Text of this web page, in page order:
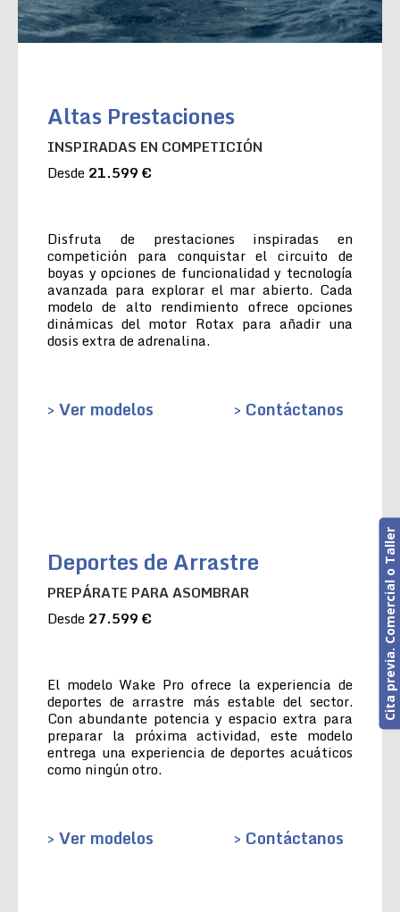
Altas Prestaciones
INSPIRADAS EN COMPETICIÓN
Desde 21.599 €
Disfruta de prestaciones inspiradas en
competición para conquistar el circuito de
boyas y opciones de funcionalidad y tecnología
avanzada para explorar el mar abierto. Cada
modelo de alto rendimiento ofrece opciones
dinámicas del motor Rotax para añadir una
dosis extra de adrenalina.
> Ver modelos > Contáctanos
Deportes de Arrastre
PREPÁRATE PARA ASOMBRAR
Desde 27.599 €
El modelo Wake Pro ofrece la experiencia de
deportes de arrastre más estable del sector.
Con abundante potencia y espacio extra para
preparar la próxima actividad, este modelo
entrega una experiencia de deportes acuáticos
como ningún otro.
> Ver modelos > Contáctanos
Cita previa. Comercial o Taller